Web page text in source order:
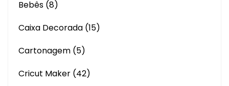
Bebês (8)
Caixa Decorada (15)
Cartonagem (5)
Cricut Maker (42)